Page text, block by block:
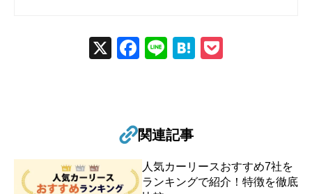
X
Fac
Line
Hat
関連記事
人気カーリースおすすめ7社を
ランキングで紹介！特徴を徹底